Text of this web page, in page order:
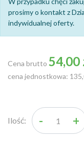
prosimy o kontakt z
indywidualnej oferty.
Cena brutto 54,00
cena jednostkowa:
Ilość: - +